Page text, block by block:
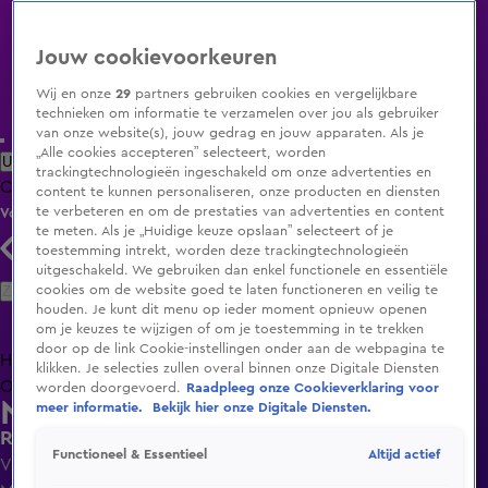
Uitzending Gemist Populaire programma's Zenders Genres
ClipsFilmsRadioSmart TV inlogShop
Volg KIJK
Zoeken
HomeUitzending Gemist Programma's De Bondgenoten
OranjezomerLivestreamsShop
Nieuws van de Dag
Rutte en Schoof verhoord in corona-enquête
Vr 12 juni, 18:31
Jouw cookievoorkeuren
Wij en onze29 partners gebruiken cookies en vergelijkbare
technieken om informatie te verzamelen over jou als gebruiker
van onze website(s), jouw gedrag en jouw apparaten. Als je
„Alle cookies accepteren” selecteert, worden
trackingtechnologieën ingeschakeld om onze advertenties en
content te kunnen personaliseren, onze producten en diensten
te verbeteren en om de prestaties van advertenties en content
te meten. Als je „Huidige keuze opslaan” selecteert of je
toestemming intrekt, worden deze trackingtechnologieën
uitgeschakeld. We gebruiken dan enkel functionele en essentiële
cookies om de website goed te laten functioneren en veilig te
houden. Je kunt dit menu op ieder moment opnieuw openen
om je keuzes te wijzigen of om je toestemming in te trekken
door op de link Cookie-instellingen onder aan de webpagina te
klikken. Je selecties zullen overal binnen onze Digitale Diensten
worden doorgevoerd.
Raadpleeg onze Cookieverklaring voor
meer informatie.
Bekijk hier onze Digitale Diensten.
Functioneel & Essentieel Altijd actief